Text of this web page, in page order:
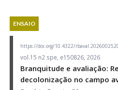
ENSAIO
https://doi.org/10.4322/
vol.15 n2 spe, e150826, 2026
Branquitude e avaliação:
decolonização no campo